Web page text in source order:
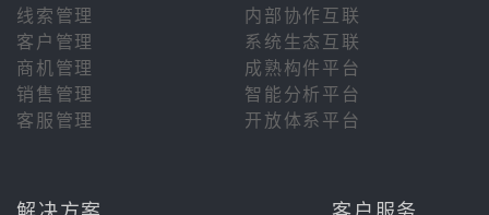
线索管理
内部协作互联
客户管理
系统生态互联
商机管理
成熟构件平台
销售管理
智能分析平台
客服管理
开放体系平台